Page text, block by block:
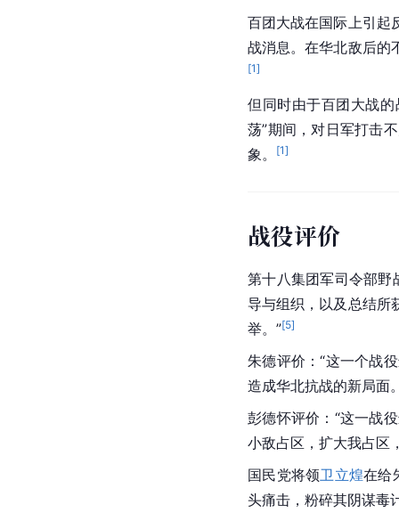
百团大战在国际上引起
战消息。在华北敌后的
[1]
但同时由于百团大战
荡”期间，对日军打击
象。
[1]
战役评价
第十八集团军司令部野
导与组织，以及总结所
举。”[5]
朱德评价：“这一个战
造成华北抗战的新局面
彭德怀评价：“这一战
小敌占区，扩大我占区
国民党将领卫立煌在给
头痛击，粉碎其阴谋毒